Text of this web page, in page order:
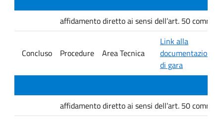
affidamento diretto ai sensi dell’art. 50
Concluso Procedure Area Tecnica
Link alla
documentazione
di gara
affidamento diretto ai sensi dell’art. 50